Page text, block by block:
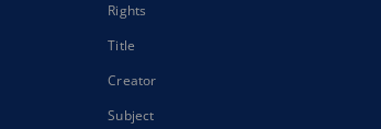
Rights
Title
Creator
Subject